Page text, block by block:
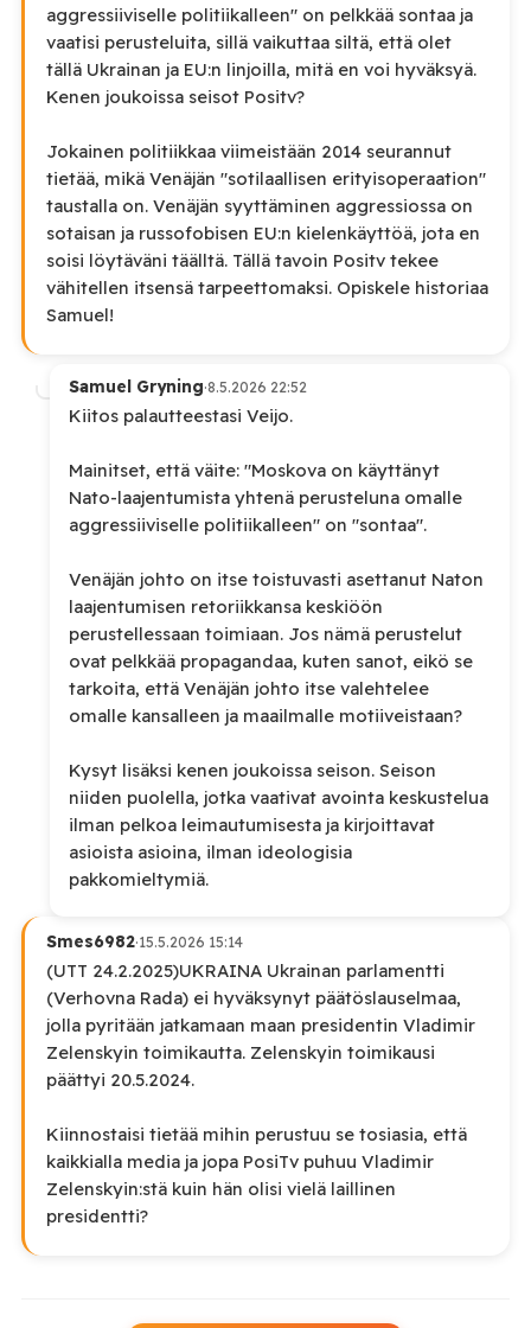
aggressiiviselle politiikalleen" on pelkkää sontaa ja
vaatisi perusteluita, sillä vaikuttaa siltä, että olet
tällä Ukrainan ja EU:n linjoilla, mitä en voi hyväksyä.
Kenen joukoissa seisot Positv?
Jokainen politiikkaa viimeistään 2014 seurannut
tietää, mikä Venäjän "sotilaallisen erityisoperaation"
taustalla on. Venäjän syyttäminen aggressiossa on
sotaisan ja russofobisen EU:n kielenkäyttöä, jota en
soisi löytäväni täälltä. Tällä tavoin Positv tekee
vähitellen itsensä tarpeettomaksi. Opiskele historiaa
Samuel!
Samuel Gryning·8.5.2026 22:52
Kiitos palautteestasi Veijo.
Mainitset, että väite: "Moskova on käyttänyt
Nato-laajentumista yhtenä perusteluna omalle
aggressiiviselle politiikalleen" on "sontaa".
Venäjän johto on itse toistuvasti asettanut Naton
laajentumisen retoriikkansa keskiöön
perustellessaan toimiaan. Jos nämä perustelut
ovat pelkkää propagandaa, kuten sanot, eikö se
tarkoita, että Venäjän johto itse valehtelee
omalle kansalleen ja maailmalle motiiveistaan?
Kysyt lisäksi kenen joukoissa seison. Seison
niiden puolella, jotka vaativat avointa keskustelua
ilman pelkoa leimautumisesta ja kirjoittavat
asioista asioina, ilman ideologisia
pakkomieltymiä.
Smes6982·15.5.2026 15:14
(UTT 24.2.2025)UKRAINA Ukrainan parlamentti
(Verhovna Rada) ei hyväksynyt päätöslauselmaa,
jolla pyritään jatkamaan maan presidentin Vladimir
Zelenskyin toimikautta. Zelenskyin toimikausi
päättyi 20.5.2024.
Kiinnostaisi tietää mihin perustuu se tosiasia, että
kaikkialla media ja jopa PosiTv puhuu Vladimir
Zelenskyin:stä kuin hän olisi vielä laillinen
presidentti?